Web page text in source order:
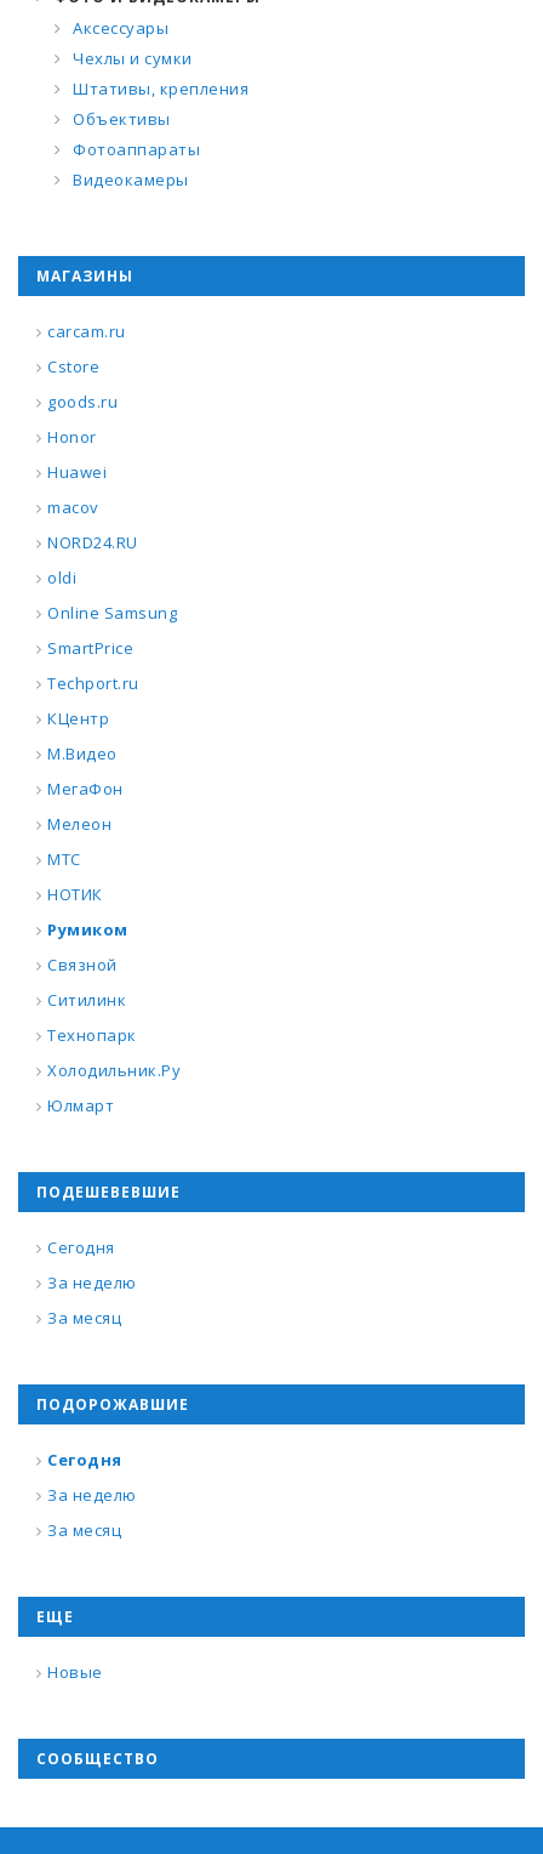
Аксессуары
Чехлы и сумки
Штативы, крепления
Объективы
Фотоаппараты
Видеокамеры
МАГАЗИНЫ
carcam.ru
Cstore
goods.ru
Honor
Huawei
macov
NORD24.RU
oldi
Online Samsung
SmartPrice
Techport.ru
КЦентр
М.Видео
МегаФон
Мелеон
МТС
НОТИК
Румиком
Связной
Ситилинк
Технопарк
Холодильник.Ру
Юлмарт
ПОДЕШЕВЕВШИЕ
Сегодня
За неделю
За месяц
ПОДОРОЖАВШИЕ
Сегодня
За неделю
За месяц
ЕЩЕ
Новые
СООБЩЕСТВО